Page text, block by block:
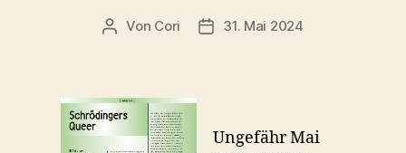
Beitragsautor
Von Cori Beitragsdatum
31. Mai 2024
Ungefähr Mai